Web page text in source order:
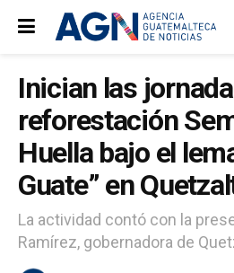
Inician las
reforestación
Huella bajo el
Guate” en
La actividad contó con la
Ramírez, gobernadora de